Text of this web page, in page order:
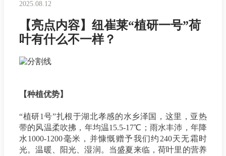
2025.08.12
【亮点内容】纽崔莱“植研一号”荷
叶有什么不一样？
【种植优势】
“植研1号”扎根于湖北孝感的水乡泽国， 这里，亚热
带的风温柔吹拂，年均温15.5-17℃；雨水丰沛，年降
水1000-1200毫米，并慷慨赠予我们约240天无霜时
光。温暖、阳光、湿润。 当盛夏来临，荷叶里的营养